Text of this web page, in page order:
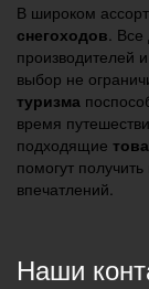
В широком
снегоходов. Все
производителей
выбор не
туризма
время
подходящие
помогут
впечатлений.
Наши